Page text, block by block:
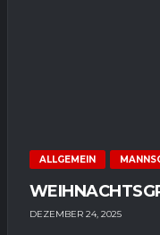
ALLGEMEIN
DEZEMBER 24, 2025